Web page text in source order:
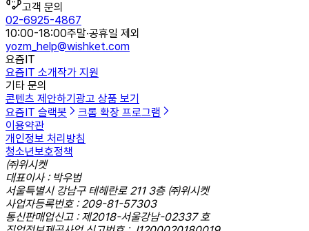
고객 문의
02-6925-4867
10:00-18:00주말·공휴일 제외
yozm_help@wishket.com
요즘IT
요즘IT 소개작가 지원
기타 문의
콘텐츠 제안하기 광고 상품 보기
요즘IT 슬랙봇
크롬 확장 프로그램
이용약관
개인정보 처리방침
청소년보호정책
㈜위시켓
대표이사 : 박우범
서울특별시 강남구 테헤란로 211 3층 ㈜위시켓
사업자등록번호 : 209-81-57303
통신판매업신고 : 제2018-서울강남-02337 호